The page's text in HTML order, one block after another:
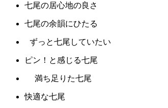
七尾の居心地の良さ
七尾の余韻にひたる
ずっと七尾していたい
ピン！と感じる七尾
満ち足りた七尾
快適な七尾